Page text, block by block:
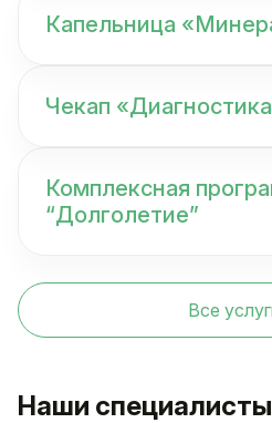
Капельница
Чекап
Комплексная
“Долголетие”
Все
Наши специалисты